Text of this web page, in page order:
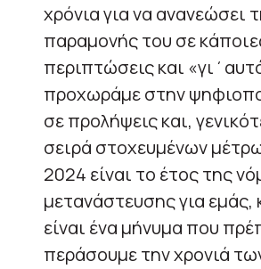
χρόνια για να ανανεώσει
παραμονής του σε
περιπτώσεις και
προχωράμε στην
σε προλήψεις και,
σειρά στοχευμένων
2024 είναι το έτος της
μετανάστευσης για εμάς,
είναι ένα μήνυμα που
περάσουμε την χρονιά